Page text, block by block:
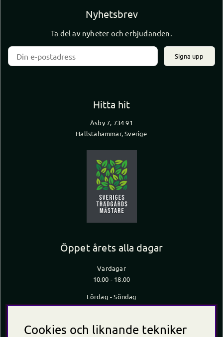
Nyhetsbrev
Ta del av nyheter och erbjudanden.
Signa upp
Hitta hit
Åsby 7, 734 91
Hallstahammar, Sverige
Öppet årets alla dagar
Vardagar
10.00 - 18.00
Lördag - Söndag
10.00 - 16.00
*Caféet stänger 30 min innan butiken stänger
Cookies och liknande tekniker